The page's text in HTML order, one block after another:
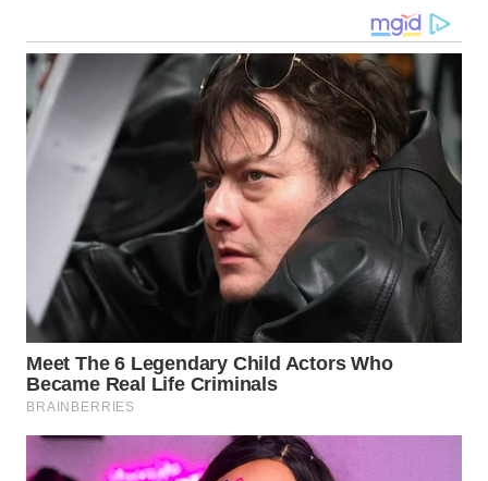
WN
JOGJA
WN
KALBAR
WN
KALTENG
WN
KALTARA